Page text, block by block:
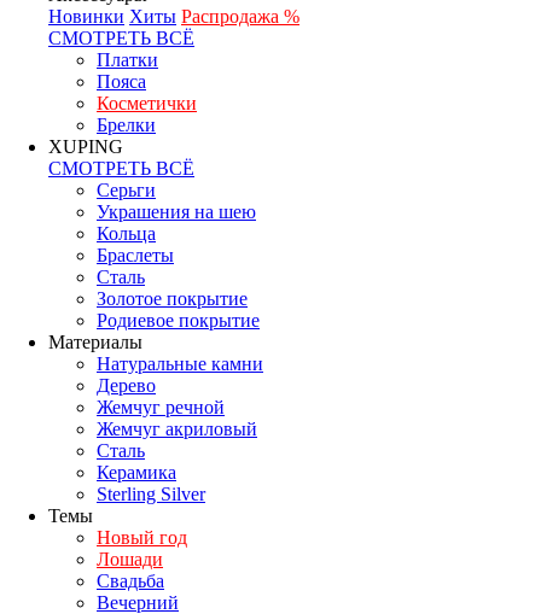
Новинки Хиты Распродажа %
СМОТРЕТЬ ВСЁ
Платки
Пояса
Косметички
Брелки
XUPING
СМОТРЕТЬ ВСЁ
Серьги
Украшения на шею
Кольца
Браслеты
Сталь
Золотое покрытие
Родиевое покрытие
Материалы
Натуральные камни
Дерево
Жемчуг речной
Жемчуг акриловый
Сталь
Керамика
Sterling Silver
Темы
Новый год
Лошади
Свадьба
Вечерний